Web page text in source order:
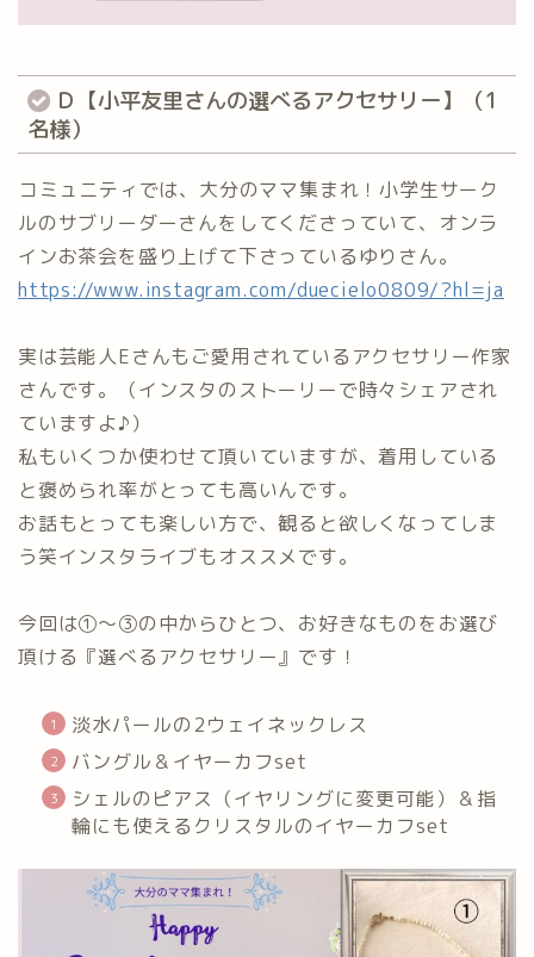
Ｄ【小平友里さんの選べるアクセサリー】（1
名様）
⁡コミュニティでは、大分のママ集まれ！小学生サーク
ルのサブリーダーさんをしてくださっていて、オンラ
インお茶会を盛り上げて下さっているゆりさん。
https://www.instagram.com/duecielo0809/?hl=ja
実は芸能人Eさんもご愛用されているアクセサリー作家
さんです。（インスタのストーリーで時々シェアされ
ていますよ♪）
私もいくつか使わせて頂いていますが、着用している
と褒められ率がとっても高いんです。
お話もとっても楽しい方で、観ると欲しくなってしま
う笑インスタライブもオススメです。
今回は①～③の中からひとつ、お好きなものをお選び
頂ける『選べるアクセサリー』です！
淡水パールの2ウェイネックレス
バングル＆イヤーカフset
シェルのピアス（イヤリングに変更可能）＆指
輪にも使えるクリスタルのイヤーカフset